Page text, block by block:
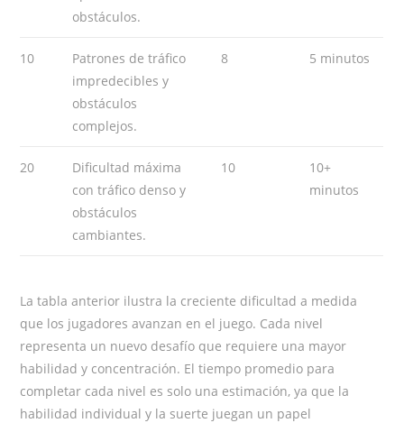
obstáculos.
10
Patrones de tráfico
impredecibles y
obstáculos
complejos.
8 5 minutos
20
Dificultad máxima
con tráfico denso y
obstáculos
cambiantes.
10
10+
minutos
La tabla anterior ilustra la creciente dificultad a medida
que los jugadores avanzan en el juego. Cada nivel
representa un nuevo desafío que requiere una mayor
habilidad y concentración. El tiempo promedio para
completar cada nivel es solo una estimación, ya que la
habilidad individual y la suerte juegan un papel